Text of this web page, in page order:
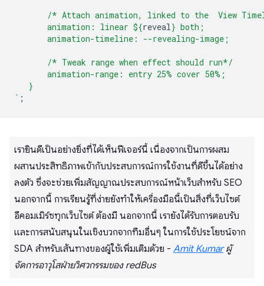
/* Attach animation, linked to the  View
       animation: linear
${reveal} both;
       animation-timeline: --revealing-image;
       /* Tweak range when effect should run*/
       animation-range: entry 25% cover 50%;
   }
` ;
เรายินดีเป็นอย่างยิ่งที่ได้เห็นฟีเจอร์นี้ เนื่องจากเป็นการผสม
ผสานประสิทธิภาพเข้ากับประสบการณ์การใช้งานที่ดีขึ้นได้อย่าง
ลงตัว ซึ่งจะช่วยเพิ่มสัญญาณประสบการณ์หน้าเว็บสำหรับ SEO
นอกจากนี้ การเรียนรู้ที่ง่ายยังทำให้เครื่องมือนี้เป็นสิ่งที่เว็บไซต์
อีคอมเมิร์ซทุกเว็บไซต์ ต้องมี นอกจากนี้ เรายังได้รับการตอบรับ
และการสนับสนุนในเชิงบวกจากทีมอื่นๆ ในการใช้ประโยชน์จาก
SDA สำหรับเส้นทางของผู้ใช้เพิ่มเติมด้วย - Amit Kumarผู้
จัดการอาวุโสฝ่ายวิศวกรรมของ redBus